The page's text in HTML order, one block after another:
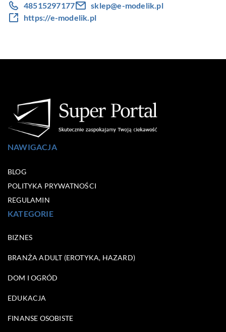
48515297177
sklep@e-modelik.pl
https://e-modelik.pl
NAWIGACJA
BLOG
POLITYKA PRYWATNOŚCI
REGULAMIN
KATEGORIE
BIZNES
BRANŻA ADULT (EROTYKA, HAZARD)
DOM I OGRÓD
EDUKACJA
FINANSE OSOBISTE